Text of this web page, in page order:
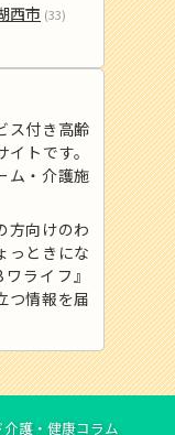
西市 (33)
ス付き高齢
トです。
ム・介護施
方向けのわ
っときにな
ライフ』
つ情報を届
介護・健康コラム